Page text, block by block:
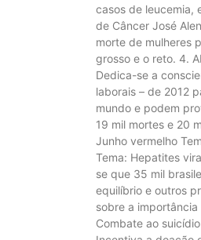
casos de leucemia,
de Câncer José
morte de mulheres
grosso e o reto. 4.
Dedica-se a
laborais – de 2012
mundo e podem
19 mil mortes e 20
Junho vermelho
Tema: Hepatites
se que 35 mil
equilíbrio e outros
sobre a
Combate ao